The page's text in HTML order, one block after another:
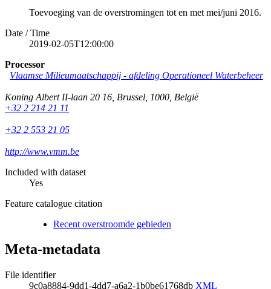
Toevoeging van de overstromingen tot en met mei/juni 2016.
Date / Time
2019-02-05T12:00:00
Processor
Vlaamse Milieumaatschappij - afdeling Operationeel Waterbeheer
Koning Albert II-laan 20 16 Brussel 1000 België
+32 2 214 21 11
+32 2 553 21 05
http://www.vmm.be
Included with dataset
Yes
Feature catalogue citation
Recent overstroomde gebieden
Meta-metadata
File identifier
9c0a8884-9dd1-4dd7-a6a2-1b0be61768db XML